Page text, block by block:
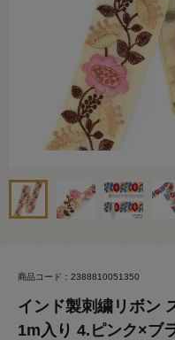
商品コード：2388810051350
インド製刺繍リボン
1m入り 4.ピンク×ブ